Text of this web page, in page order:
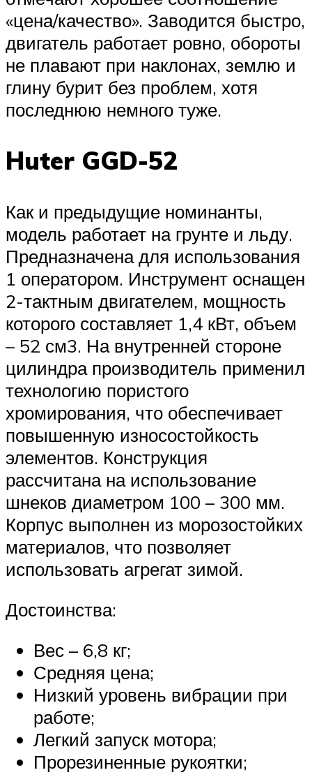
«цена/качество». Заводится быстро,
двигатель работает ровно, обороты
не плавают при наклонах, землю и
глину бурит без проблем, хотя
последнюю немного туже.
Huter GGD-52
Как и предыдущие номинанты,
модель работает на грунте и льду.
Предназначена для использования
1 оператором. Инструмент оснащен
2-тактным двигателем, мощность
которого составляет 1,4 кВт, объем
– 52 см3. На внутренней стороне
цилиндра производитель применил
технологию пористого
хромирования, что обеспечивает
повышенную износостойкость
элементов. Конструкция
рассчитана на использование
шнеков диаметром 100 – 300 мм.
Корпус выполнен из морозостойких
материалов, что позволяет
использовать агрегат зимой.
Достоинства:
Вес – 6,8 кг;
Средняя цена;
Низкий уровень вибрации при
работе;
Легкий запуск мотора;
Прорезиненные рукоятки;